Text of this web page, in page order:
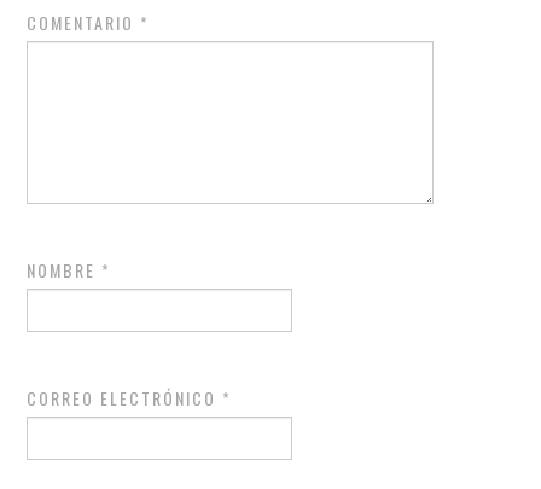
COMENTARIO *
NOMBRE *
CORREO ELECTRÓNICO *